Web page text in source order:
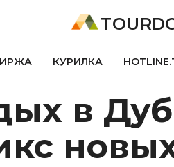
КУРИЛКА
в